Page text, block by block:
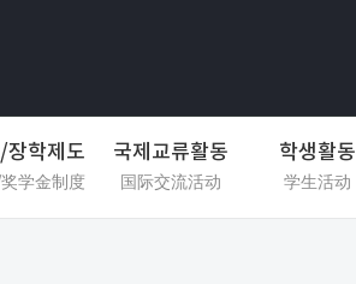
장학제도
学金制度
국제교류활동
国际交流活动
학생활동
学生活动